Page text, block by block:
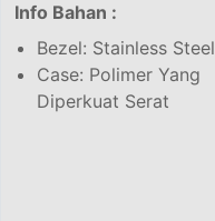
Info Bahan :
Bezel: Stainless Steel
Case: Polimer Yang
Diperkuat Serat